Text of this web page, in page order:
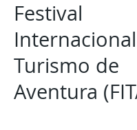
Festival
Turismo de
Aventura